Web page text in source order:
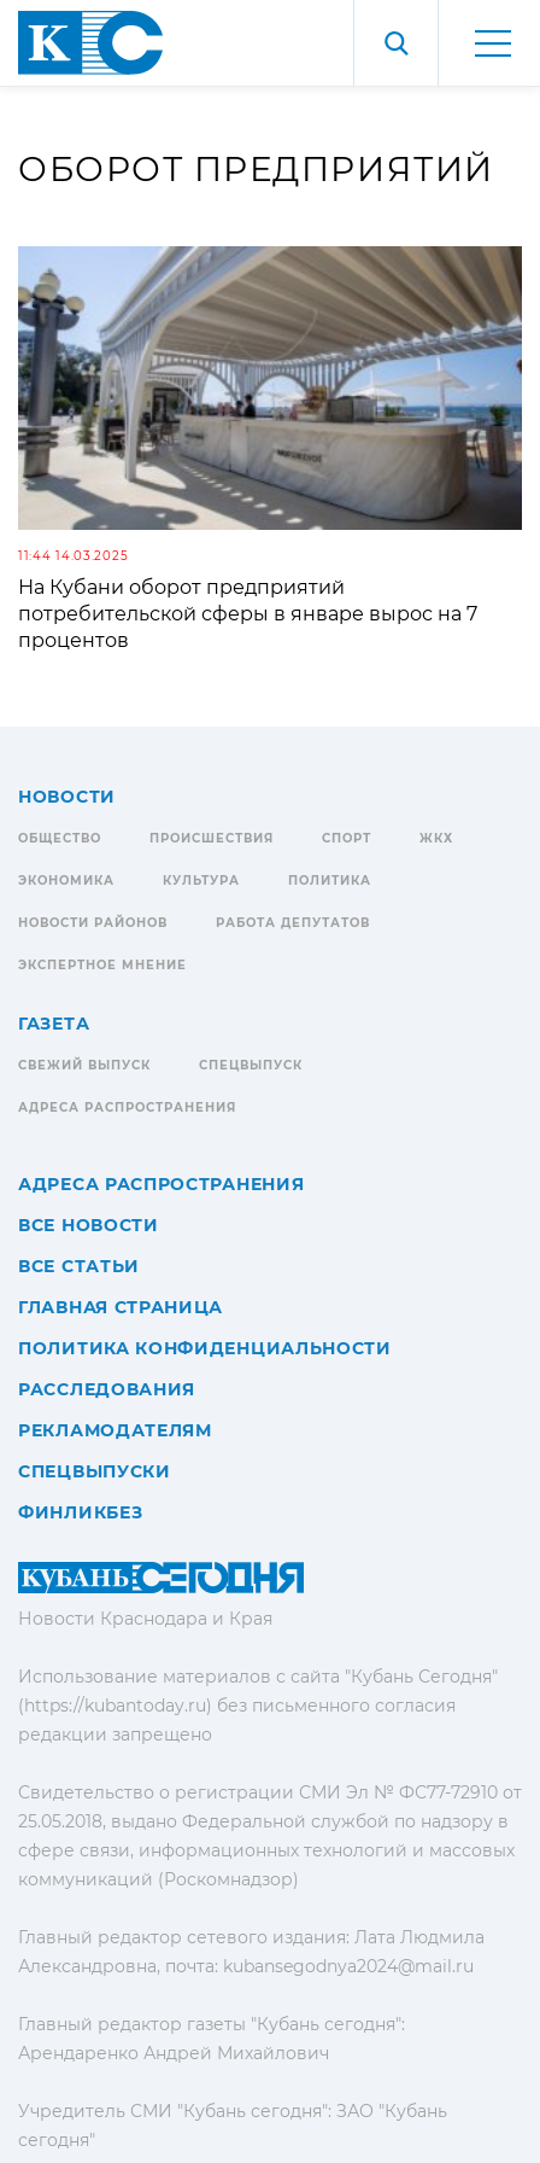
ОБОРОТ ПРЕДПРИЯТИЙ
11:44 14.03.2025
На Кубани оборот предприятий
потребительской сферы в январе вырос на 7
процентов
Новости Краснодара и Края
Использование материалов с сайта "Кубань Сегодня"
(https://kubantoday.ru) без письменного согласия
редакции запрещено
Свидетельство о регистрации СМИ Эл № ФС77-72910 от
25.05.2018, выдано Федеральной службой по надзору в
сфере связи, информационных технологий и массовых
коммуникаций (Роскомнадзор)
Главный редактор сетевого издания: Лата Людмила
Александровна, почта: kubansegodnya2024@mail.ru
Главный редактор газеты "Кубань сегодня":
Арендаренко Андрей Михайлович
Учредитель СМИ "Кубань сегодня": ЗАО "Кубань
сегодня"
НОВОСТИ
ОБЩЕСТВО ПРОИСШЕСТВИЯ СПОРТ ЖКХ
ЭКОНОМИКА КУЛЬТУРА ПОЛИТИКА
НОВОСТИ РАЙОНОВ РАБОТА ДЕПУТАТОВ
ЭКСПЕРТНОЕ МНЕНИЕ
ГАЗЕТА
СВЕЖИЙ ВЫПУСК СПЕЦВЫПУСК
АДРЕСА РАСПРОСТРАНЕНИЯ
АДРЕСА РАСПРОСТРАНЕНИЯ
ВСЕ НОВОСТИ
ВСЕ СТАТЬИ
ГЛАВНАЯ СТРАНИЦА
ПОЛИТИКА КОНФИДЕНЦИАЛЬНОСТИ
РАССЛЕДОВАНИЯ
РЕКЛАМОДАТЕЛЯМ
СПЕЦВЫПУСКИ
ФИНЛИКБЕЗ